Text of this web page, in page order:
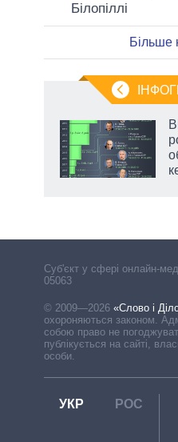
Білопіллі
Більше
Cуб'єкт у сфері онлайн-
05063
© 2009—2026 «Слово і
охороняються законом.
собою право не
публікується на сайті,
особи.
УКР РОС